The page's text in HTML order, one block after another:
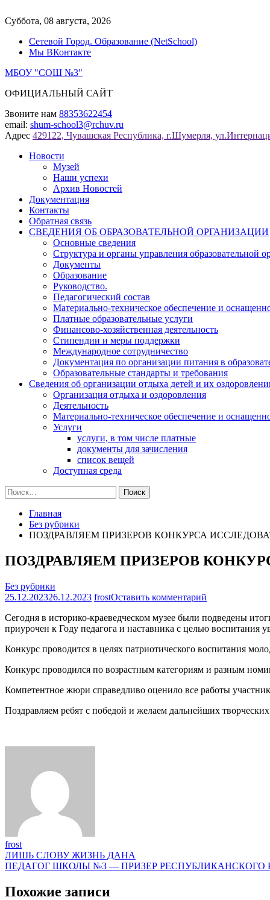
к
Суббота, 08 августа, 2026
Сетевой Город. Образование (NetSchool)
Мы ВКонтакте
МБОУ "СОШ №3"
ОФИЦИАЛЬНЫЙ САЙТ
Звоните нам 88353622454
email: shum-school3@rchuv.ru
Адрес 429122, Чувашская Республика, г.Шумерля,
Новости
Музей
Наши успехи
Архив Новостей
Документация
Контакты
Обратная связь
СВЕДЕНИЯ ОБ ОБРАЗОВАТЕЛЬНОЙ ОРГАНИЗАЦИИ
Основные сведения
Структура и органы управления образовательной
Документы
Образование
Руководство.
Педагогический состав
Материально-техническое обеспечение и
Платные образовательные услуги
Финансово-хозяйственная деятельность
Стипендии и меры поддержки
Международное сотрудничество
Документация по организации питания в
Образовательные стандарты и требования
Сведения об организации отдыха детей и их
Организация отдыха и оздоровления
Деятельность
Материально-техническое обеспечение и
Услуги
услуги, в том числе платные
документы для зачисления
список вещей
Доступная среда
Найти:
Главная
Без рубрики
ПОЗДРАВЛЯЕМ ПРИЗЕРОВ КОНКУРСА
ПОЗДРАВЛЯЕМ ПРИЗЕРОВ
Без рубрики
25.12.202326.12.2023 frostОставить комментарий
ПРИЗЕРОВ
КОНКУРСА
РАБОТ
Сегодня в историко-краеведческом музее были подведены
приурочен к Году педагога и наставника с целью воспитания
Конкурс проводится в целях патриотического воспитания
Конкурс проводился по возрастным категориям и разным
Компетентное жюри справедливо оценило все работы
Поздравляем ребят с победой и желаем дальнейших
frost
Навигация
по
записям
ЛИШЬ СЛОВУ ЖИЗНЬ ДАНА
ПЕДАГОГ ШКОЛЫ №3 — ПРИЗЕР РЕСПУБЛИКАНСКОГО
Похожие записи